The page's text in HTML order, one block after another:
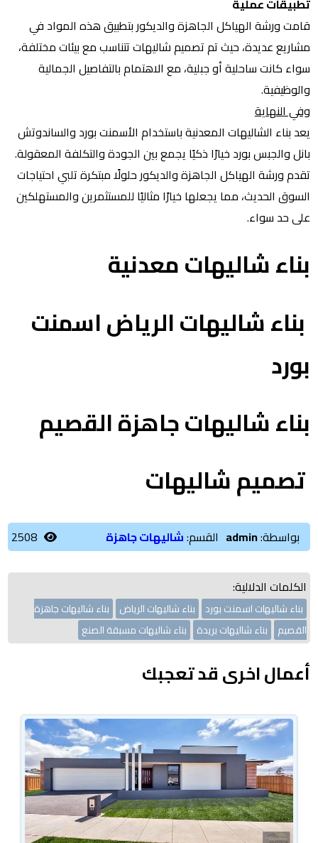
قامت ورشة الهياكل الجاهزة والديكور بتطبيق هذه المواد في
مشاريع عديدة، حيث تم تصميم شاليهات تتناسب مع بيئات مختلفة،
سواء كانت ساحلية أو جبلية، مع الاهتمام بالتفاصيل الجمالية
والوظيفية.
وفي النهاية
يعد بناء الشاليهات المعدنية باستخدام الأسمنت بورد والساندوتش
بانل والجبس بورد خيارًا ذكيًا يجمع بين الجودة والتكلفة المعقولة.
تقدم ورشة الهياكل الجاهزة والديكور حلولًا مبتكرة تلبي احتياجات
السوق الحديث، مما يجعلها خيارًا مثاليًا للمستثمرين والمستهلكين
على حد سواء.
بناء شاليهات معدنية
بناء شاليهات الرياض اسمنت
بورد
بناء شاليهات جاهزة القصيم
تصميم شاليهات
بواسطة:admin القسم:شاليهات جاهزة 2508
الكلمات الدلالية:
بناء شاليهات اسمنت بورد بناء شاليهات الرياض
بناء شاليهات جاهزة
القصيم
بناء شاليهات بريدة بناء شاليهات مسبقة الصنع
أعمال اخرى قد تعجبك